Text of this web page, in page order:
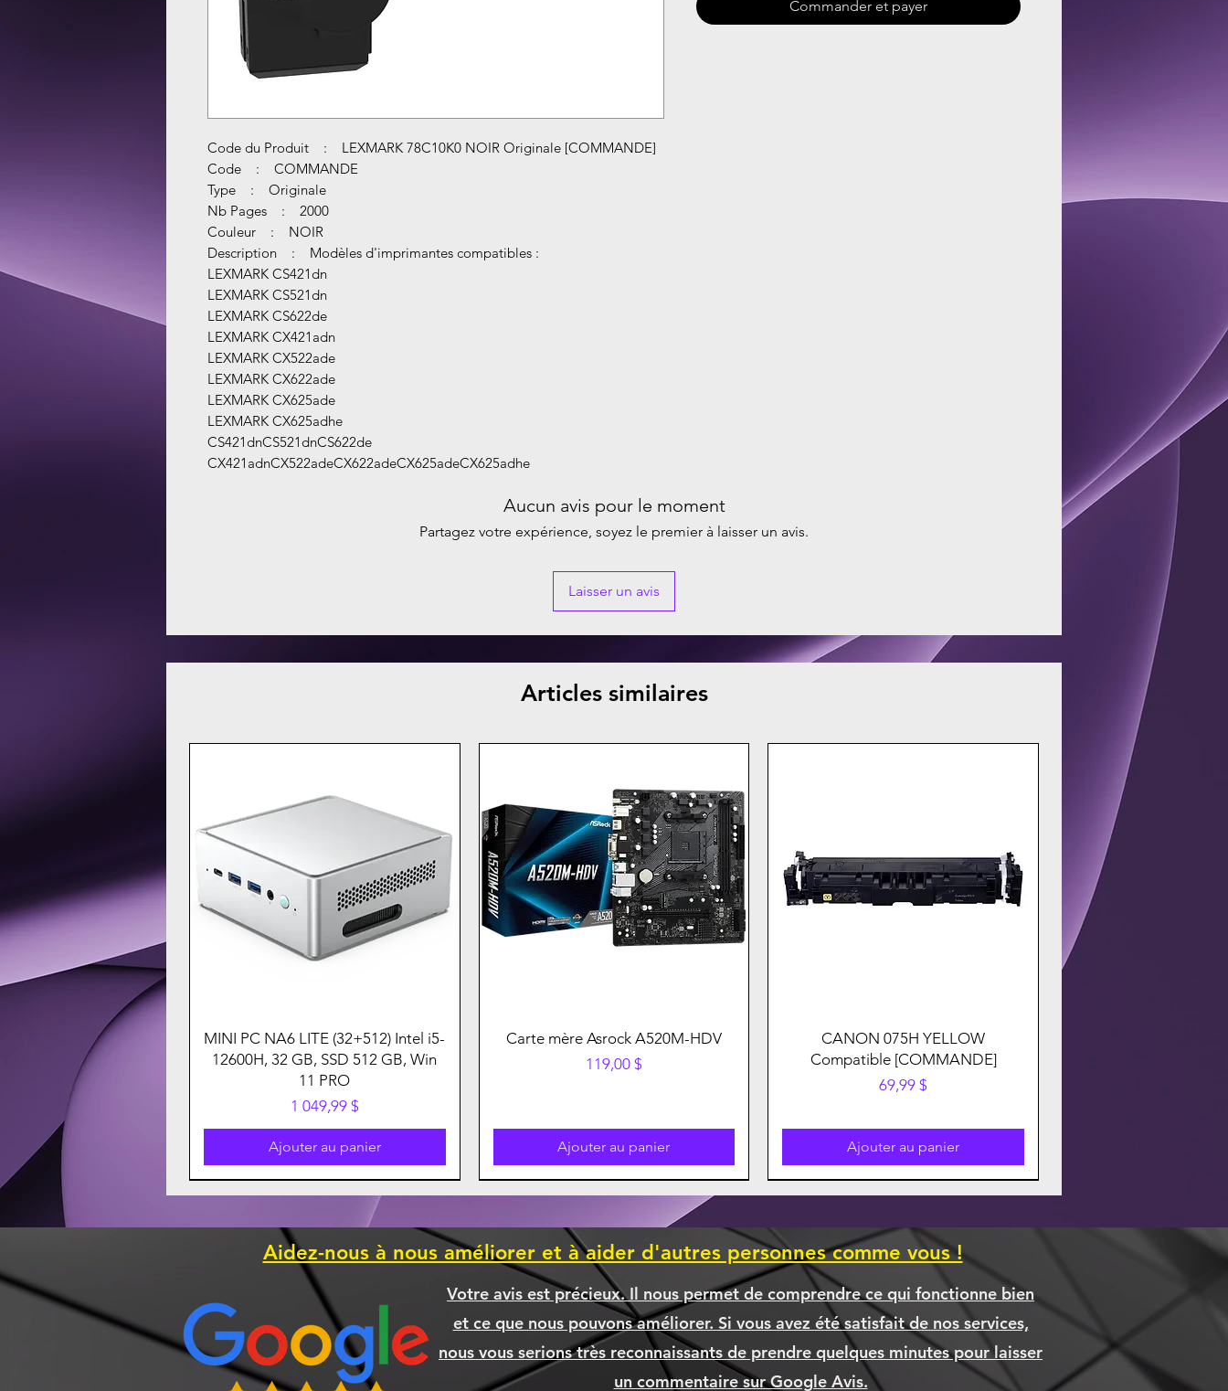
Code du Produit : LEXMARK 78C10K0 NOIR Originale [COMMANDE]
Code : COMMANDE
Type : Originale
Nb Pages : 2000
Couleur : NOIR
Description : Modèles d'imprimantes compatibles :
LEXMARK CS421dn
LEXMARK CS521dn
LEXMARK CS622de
LEXMARK CX421adn
LEXMARK CX522ade
LEXMARK CX622ade
LEXMARK CX625ade
LEXMARK CX625adhe
CS421dnCS521dnCS622de
CX421adnCX522adeCX622adeCX625adeCX625adhe
Commander et payer
Aucun avis pour le moment
Partagez votre expérience, soyez le premier à laisser un avis.
Laisser un avis
Articles similaires
MINI PC NA6 LITE (32+512) Intel i5-
12600H, 32 GB, SSD 512 GB, Win
11 PRO
Prix
1 049,99 $
Ajouter au panier
Carte mère Asrock A520M-HDV
Prix
119,00 $
Ajouter au panier
CANON 075H YELLOW
Compatible [COMMANDE]
Prix
69,99 $
Ajouter au panier
Aidez-nous à nous améliorer et à aider d'autres personnes comme vous !
Votre avis est précieux. Il nous permet de comprendre ce qui fonctionne bien
et ce que nous pouvons améliorer. Si vous avez été satisfait de nos services,
nous vous serions très reconnaissants de prendre quelques minutes pour laisser
un commentaire sur Google Avis.